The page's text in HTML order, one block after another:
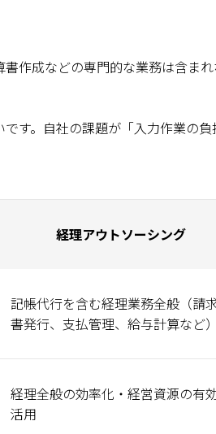
作成などの専門的な業務は含ま
す。自社の課題が「入力作業の負
経理アウトソーシング
記帳代行を含む経理業務全般（請
書発行、支払管理、給与計算など）
経理全般の効率化・経営資源の有
活用